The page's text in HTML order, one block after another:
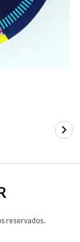
reservados.